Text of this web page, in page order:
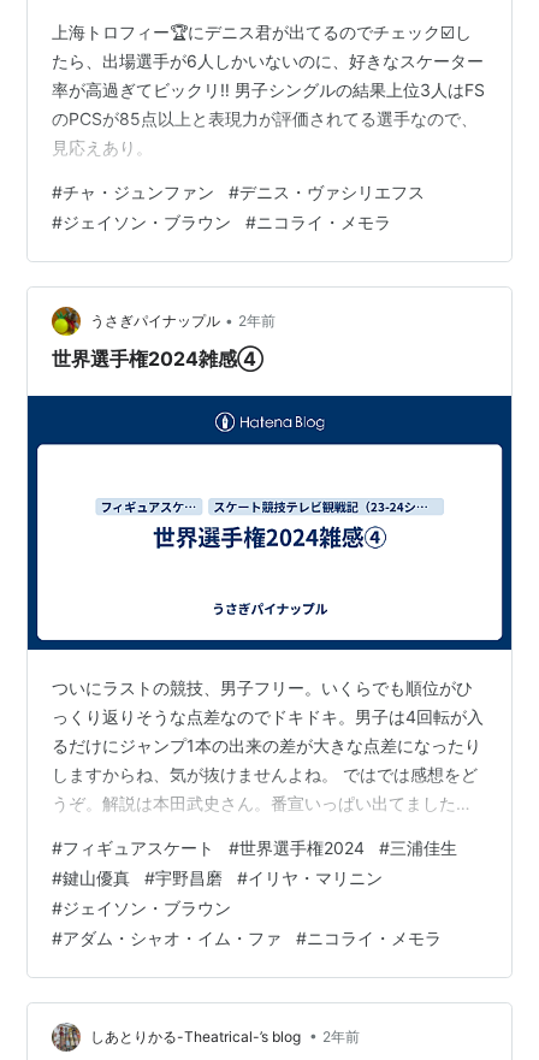
上海トロフィー🏆にデニス君が出てるのでチェック☑️し
たら、出場選手が6人しかいないのに、好きなスケーター
率が高過ぎてビックリ‼️ 男子シングルの結果上位3人はFS
のPCSが85点以上と表現力が評価されてる選手なので、
見応えあり。
#チャ・ジュンファン #デニス・ヴァシリエフス
#ジェイソン・ブラウン #ニコライ・メモラ
うさぎパイナップル • 2年前
世界選手権2024雑感④
ついにラストの競技、男子フリー。いくらでも順位がひ
っくり返りそうな点差なのでドキドキ。男子は4回転が入
るだけにジャンプ1本の出来の差が大きな点差になったり
しますからね、気が抜けませんよね。 ではでは感想をど
うぞ。解説は本田武史さん。番宣いっぱい出てました
ム・シャオ・イム・ファ 生放送だったら彼の演技まず流
れなかったと思うんだよね。録画放送で良かったのか
も。 素晴らしいルッツからスタート。トゥループのコン
ビネーションも高い。6本目までトリプルアクセルと4回
転の高難度構成で、ラストジャンプもオイラーを挟んだ
トリプル。ノーミス！！ あとはもう…
#フィギュアスケート #世界選手権2024 #三浦佳生
#鍵山優真 #宇野昌磨 #イリヤ・マリニン
#ジェイソン・ブラウン
#アダム・シャオ・イム・ファ #ニコライ・メモラ
しあとりかる-Theatrical-’s blog • 2年前